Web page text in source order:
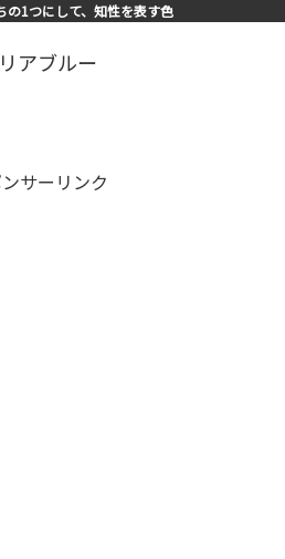
の1つにして、知性を表す色
アブルー
サーリンク